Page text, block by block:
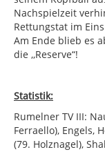
Nachspielzeit
Rettungstat im
Am Ende blieb es
die ,,Reserve“!
Statistik:
Rumelner TV III:
Ferraello), Engels,
(79. Holznagel),